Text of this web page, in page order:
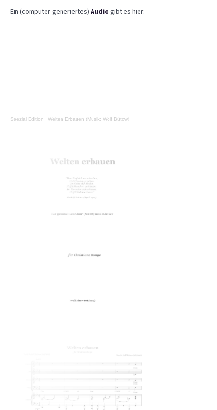
Ein (computer-generiertes) Audio gibt es hier:
Spezial Edition · Welten Erbauen (Musik: Wolf Bütow)